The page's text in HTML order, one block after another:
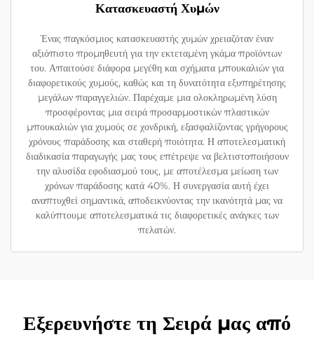
Κατασκευαστή Χυμών
Ένας παγκόσμιος κατασκευαστής χυμών χρειαζόταν έναν
αξιόπιστο προμηθευτή για την εκτεταμένη γκάμα προϊόντων
του. Απαιτούσε διάφορα μεγέθη και σχήματα μπουκαλιών για
διαφορετικούς χυμούς, καθώς και τη δυνατότητα εξυπηρέτησης
μεγάλων παραγγελιών. Παρέχαμε μια ολοκληρωμένη λύση
προσφέροντας μια σειρά προσαρμοστικών πλαστικών
μπουκαλιών για χυμούς σε χονδρική, εξασφαλίζοντας γρήγορους
χρόνους παράδοσης και σταθερή ποιότητα. Η αποτελεσματική
διαδικασία παραγωγής μας τους επέτρεψε να βελτιστοποιήσουν
την αλυσίδα εφοδιασμού τους, με αποτέλεσμα μείωση των
χρόνων παράδοσης κατά 40%. Η συνεργασία αυτή έχει
αναπτυχθεί σημαντικά, αποδεικνύοντας την ικανότητά μας να
καλύπτουμε αποτελεσματικά τις διαφορετικές ανάγκες των
πελατών.
Εξερευνήστε τη Σειρά μας από